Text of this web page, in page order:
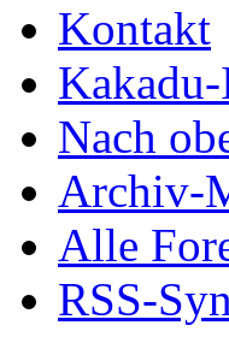
Kontakt
Nach
Archiv-
Alle
RSS-